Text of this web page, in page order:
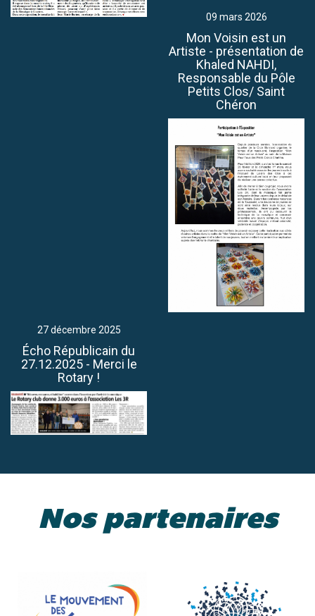
09 mars 2026
Mon Voisin est un
Artiste - présentation de
Khaled NAHDI,
Responsable du Pôle
Petits Clos/ Saint
Chéron
27 décembre 2025
Écho Républicain du
27.12.2025 - Merci le
Rotary !
Nos partenaires